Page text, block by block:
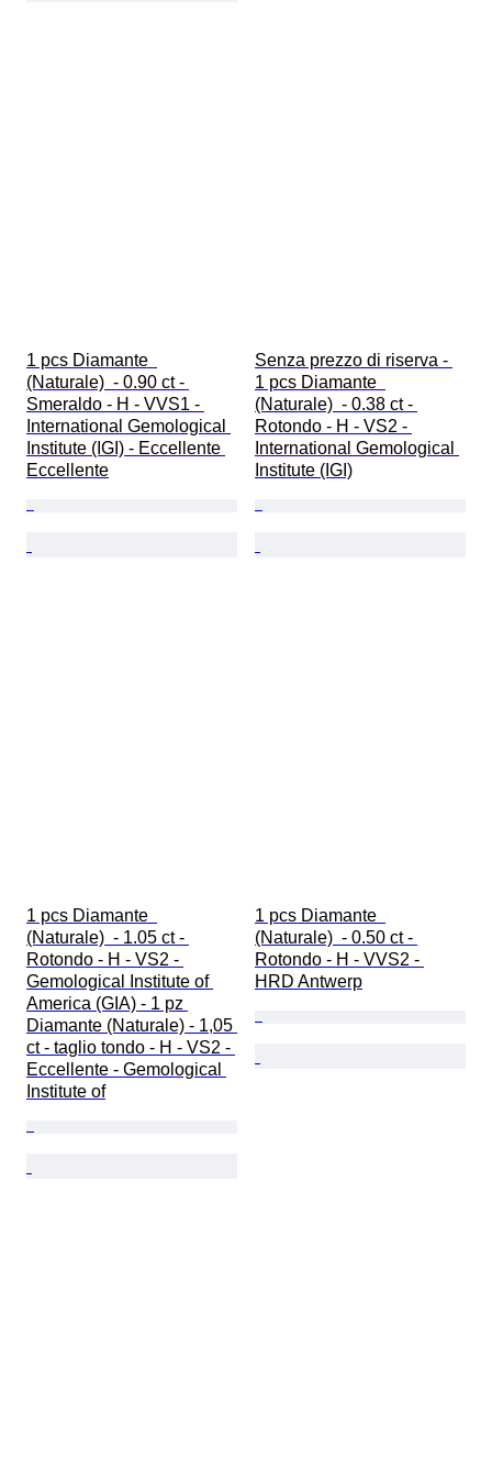
1 pcs Diamante
(Naturale)  - 0.90 ct -
Smeraldo - H - VVS1 -
International Gemological
Institute (IGI) - Eccellente
Eccellente
Senza prezzo di riserva -
1 pcs Diamante
(Naturale)  - 0.38 ct -
Rotondo - H - VS2 -
International Gemological
Institute (IGI)
1 pcs Diamante
(Naturale)  - 1.05 ct -
Rotondo - H - VS2 -
Gemological Institute of
America (GIA) - 1 pz
Diamante (Naturale) - 1,05
ct - taglio tondo - H - VS2 -
Eccellente - Gemological
Institute of
1 pcs Diamante
(Naturale)  - 0.50 ct -
Rotondo - H - VVS2 -
HRD Antwerp